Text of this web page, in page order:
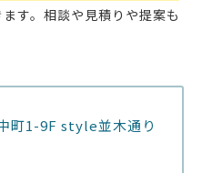
す。相談や見積りや提案も
町1-9F style並木通り